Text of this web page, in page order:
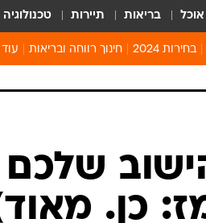
אוכל בריאות תיירות טכנולוגיה
בחירות 2024 חינוך רווחה ובריאות